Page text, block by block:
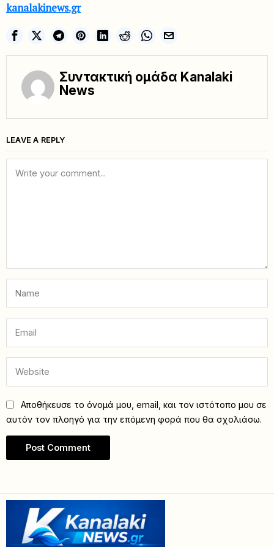
kanalakinews.gr
Συντακτική ομάδα Kanalaki
News
LEAVE A REPLY
Αποθήκευσε το όνομά μου, email, και τον ιστότοπο μου σε
αυτόν τον πλοηγό για την επόμενη φορά που θα σχολιάσω.